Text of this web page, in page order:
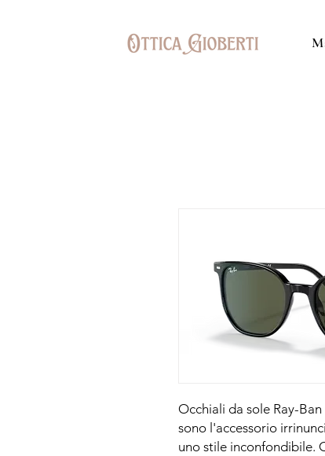
Occhiali da sole Ray-
sono l'accessorio
uno stile inconfondibile.